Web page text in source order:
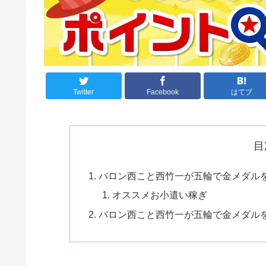
Twitter Facebook はてブ
バロン西こと西竹一が五輪で金メダル
オススメお小遣い稼ぎ
バロン西こと西竹一が五輪で金メダ